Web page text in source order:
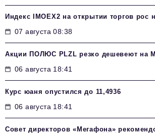
Индекс IMOEX2 на открытии торгов рос
07 августа 08:38
Акции ПОЛЮС PLZL резко дешевеют на
06 августа 18:41
Курс юаня опустился до 11,4936
06 августа 18:41
Совет директоров «Мегафона»